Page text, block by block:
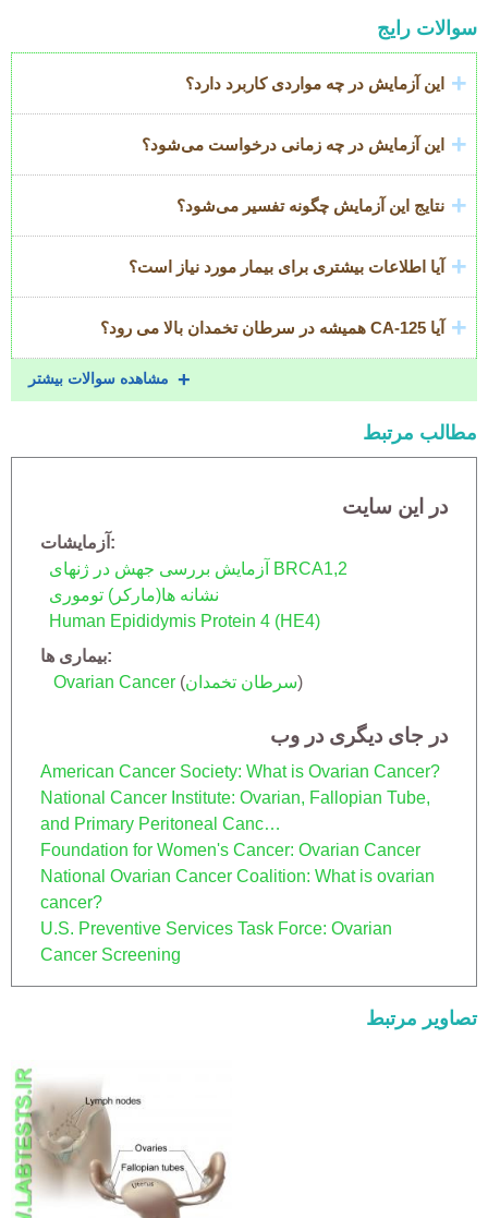
Accordion
Title
سوالات رایج
این آزمایش در چه مواردی کاربرد دارد؟
این آزمایش در چه زمانی درخواست می‌شود؟
نتایج این آزمایش چگونه تفسیر می‌شود؟
آیا اطلاعات بیشتری برای بیمار مورد نیاز است؟
آیا CA-125 همیشه در سرطان تخمدان بالا می رود؟
مشاهده سوالات بیشتر
مطالب مرتبط
در این سایت
آزمایشات
BRCA1,2
نشانه ها(مارکر) توموری
Human Epididymis Protein 4 (HE4)
بیماری ها
Ovarian Cancer (سرطان تخمدان)
در جای دیگری در وب
American Cancer Society: What is Ovarian Cancer?
National Cancer Institute: Ovarian, Fallopian Tube,
and Primary Peritoneal Canc…
Foundation for Women's Cancer: Ovarian Cancer
National Ovarian Cancer Coalition: What is ovarian
cancer?
U.S. Preventive Services Task Force: Ovarian
Cancer Screening
تصاویر مرتبط